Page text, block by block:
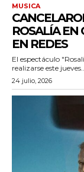
MUSICA
ROSALÍA EN
EN REDES
El espectáculo
realizarse este
24 julio, 2026